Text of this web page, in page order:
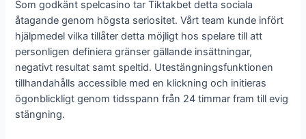
Som godkänt spelcasino tar Tiktakbet detta sociala
åtagande genom högsta seriositet. Vårt team kunde infört
hjälpmedel vilka tillåter detta möjligt hos spelare till att
personligen definiera gränser gällande insättningar,
negativt resultat samt speltid. Utestängningsfunktionen
tillhandahålls accessible med en klickning och initieras
ögonblickligt genom tidsspann från 24 timmar fram till evig
stängning.